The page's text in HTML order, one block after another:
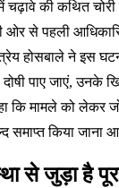
चढ़ावे की कथित
से पहली
होसबाले ने इस
पाए जाएं, उनके
कि मामले को
समाप्त किया जाना
से जुड़ा है